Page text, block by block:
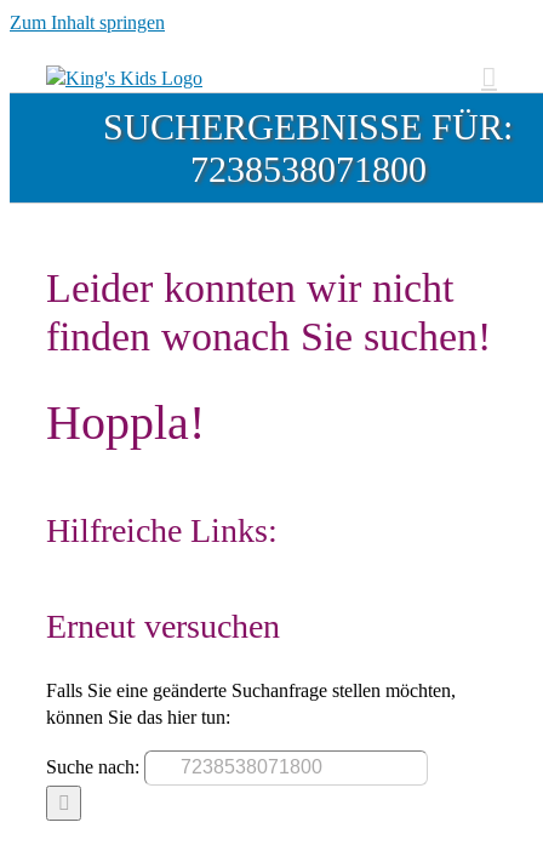
Zum Inhalt springen
SUCHERGEBNISSE FÜR:
7238538071800
Leider konnten wir nicht
finden wonach Sie suchen!
Hoppla!
Hilfreiche Links:
Erneut versuchen
Falls Sie eine geänderte Suchanfrage stellen möchten,
können Sie das hier tun:
Suche nach: